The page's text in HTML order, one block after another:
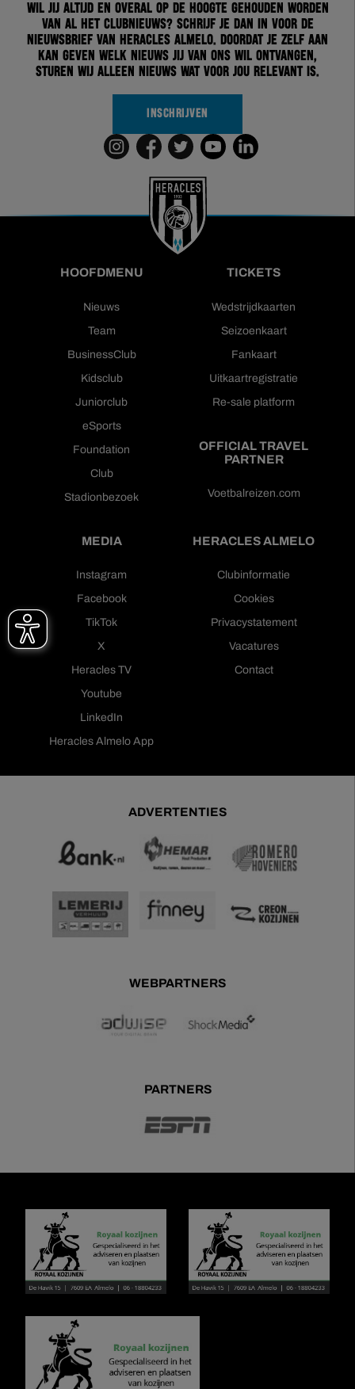
Wil jij altijd en overal op de hoogte gehouden worden
van al het clubnieuws? Schrijf je dan in voor de
nieuwsbrief van Heracles Almelo. Doordat je zelf aan
kan geven welk nieuws jij van ons wil ontvangen,
sturen wij alleen nieuws wat voor jou relevant is.
INSCHRIJVEN
HOOFDMENU
Nieuws
Team
BusinessClub
Kidsclub
Juniorclub
eSports
Foundation
Club
Stadionbezoek
TICKETS
Wedstrijdkaarten
Seizoenkaart
Fankaart
Uitkaartregistratie
Re-sale platform
OFFICIAL TRAVEL
PARTNER
Voetbalreizen.com
MEDIA
Instagram
Facebook
TikTok
X
Heracles TV
Youtube
LinkedIn
Heracles Almelo App
HERACLES ALMELO
Clubinformatie
Cookies
Privacystatement
Vacatures
Contact
ADVERTENTIES
WEBPARTNERS
PARTNERS